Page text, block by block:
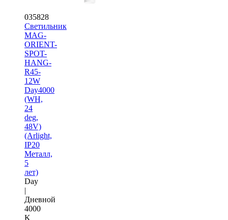
035828
Светильник
MAG-
ORIENT-
SPOT-
HANG-
R45-
12W
Day4000
(WH,
24
deg,
48V)
(Arlight,
IP20
Металл,
5
лет)
Day
|
Дневной
4000
K